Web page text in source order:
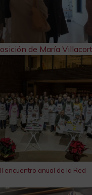
de María
encuentro anual de la Red